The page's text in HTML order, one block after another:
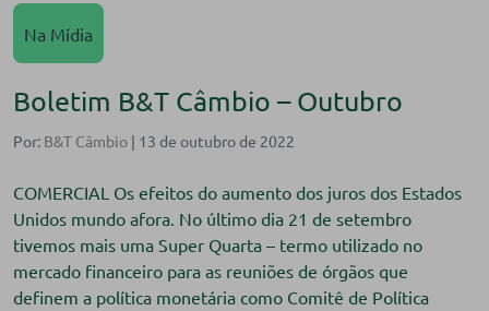
Na Mídia
Boletim B&T Câmbio – Outubro
Por: B&T Câmbio | 13 de outubro de 2022
COMERCIAL Os efeitos do aumento dos juros dos Estados
Unidos mundo afora. No último dia 21 de setembro
tivemos mais uma Super Quarta – termo utilizado no
mercado financeiro para as reuniões de órgãos que
definem a política monetária como Comitê de Política